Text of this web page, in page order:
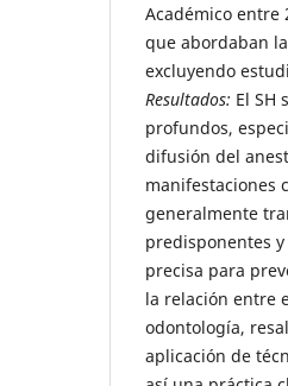
Académico entre
que abordaban
excluyendo
Resultados: El SH
profundos,
difusión del
manifestaciones
generalmente
predisponentes
precisa para
la relación entre
odontología,
aplicación de